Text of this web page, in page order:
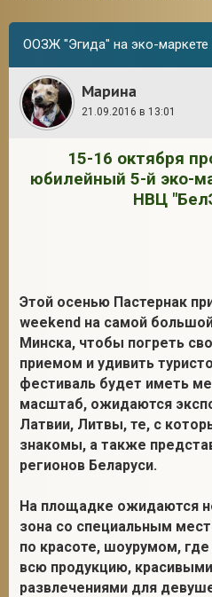
ООЗЖ "Эгида" на эко-маркете
Марина
21.09.2016 в 13:01
15-16 октября
юбилейный 5-й эко-
НВЦ
Этой осенью Пастернак
weekend на самой
Минска, чтобы погреть
приемом и удивить
фестиваль будет иметь
масштаб, ожидаются
Латвии, Литвы, те, с
знакомы, а также
регионов Беларуси.
На площадке ожидаются
зона со специальным
по красоте, шоурумом,
всю продукцию,
развлечениями для